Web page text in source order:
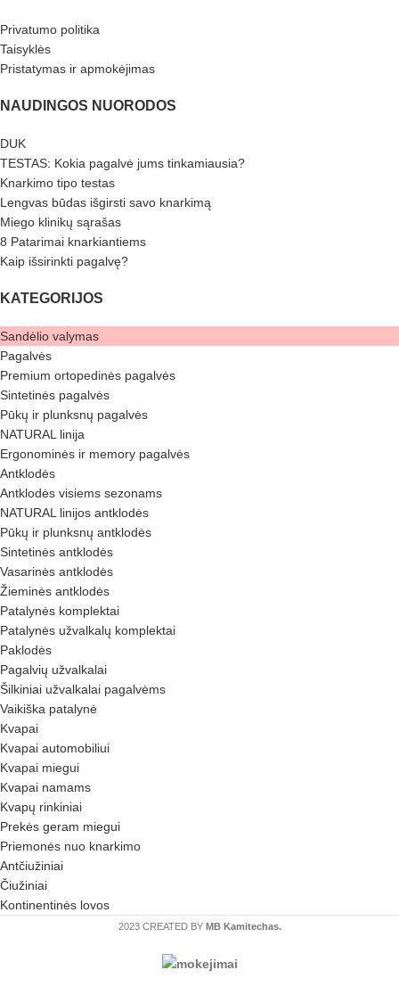
Privatumo politika
Taisyklės
Pristatymas ir apmokėjimas
NAUDINGOS NUORODOS
DUK
TESTAS: Kokia pagalvė jums tinkamiausia?
Knarkimo tipo testas
Lengvas būdas išgirsti savo knarkimą
Miego klinikų sąrašas
8 Patarimai knarkiantiems
Kaip išsirinkti pagalvę?
KATEGORIJOS
Sandėlio valymas
Pagalvės
Premium ortopedinės pagalvės
Sintetinės pagalvės
Pūkų ir plunksnų pagalvės
NATURAL linija
Ergonominės ir memory pagalvės
Antklodės
Antklodės visiems sezonams
NATURAL linijos antklodės
Pūkų ir plunksnų antklodės
Sintetinės antklodės
Vasarinės antklodės
Žieminės antklodės
Patalynės komplektai
Patalynės užvalkalų komplektai
Paklodės
Pagalvių užvalkalai
Šilkiniai užvalkalai pagalvėms
Vaikiška patalynė
Kvapai
Kvapai automobiliui
Kvapai miegui
Kvapai namams
Kvapų rinkiniai
Prekės geram miegui
Priemonės nuo knarkimo
Antčiužiniai
Čiužiniai
Kontinentinės lovos
2023 CREATED BY MB Kamitechas.